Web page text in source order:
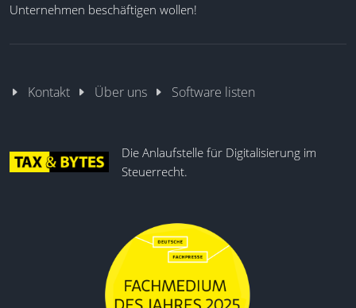
Unternehmen beschäftigen wollen!
Kontakt Über uns Software listen
Die Anlaufstelle für Digitalisierung im
Steuerrecht.